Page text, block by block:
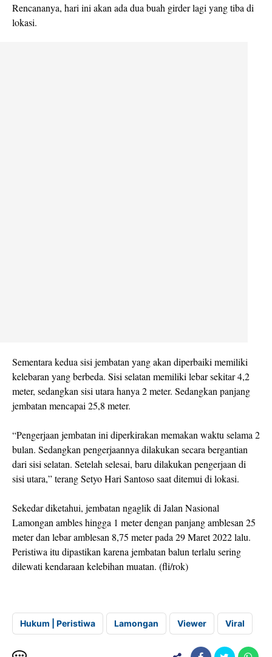
Rencananya, hari ini akan ada dua buah girder lagi yang tiba di
lokasi.
Sementara kedua sisi jembatan yang akan diperbaiki memiliki
kelebaran yang berbeda. Sisi selatan memiliki lebar sekitar 4,2
meter, sedangkan sisi utara hanya 2 meter. Sedangkan panjang
jembatan mencapai 25,8 meter.
“Pengerjaan jembatan ini diperkirakan memakan waktu selama 2
bulan. Sedangkan pengerjaannya dilakukan secara bergantian
dari sisi selatan. Setelah selesai, baru dilakukan pengerjaan di
sisi utara,” terang Setyo Hari Santoso saat ditemui di lokasi.
Sekedar diketahui, jembatan ngaglik di Jalan Nasional
Lamongan ambles hingga 1 meter dengan panjang amblesan 25
meter dan lebar amblesan 8,75 meter pada 29 Maret 2022 lalu.
Peristiwa itu dipastikan karena jembatan balun terlalu sering
dilewati kendaraan kelebihan muatan. (fli/rok)
Hukum | Peristiwa Lamongan Viewer Viral